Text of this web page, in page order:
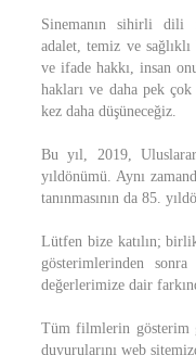
Sinemanın sihirli dili
adalet, temiz ve
ve ifade hakkı, insan
hakları ve daha pek
kez daha düşüneceğiz.
Bu yıl, 2019,
yıldönümü. Aynı
tanınmasının da 85.
Lütfen bize katılın;
gösterimlerinden sonra
değerlerimize dair
Tüm filmlerin
duyurularını web